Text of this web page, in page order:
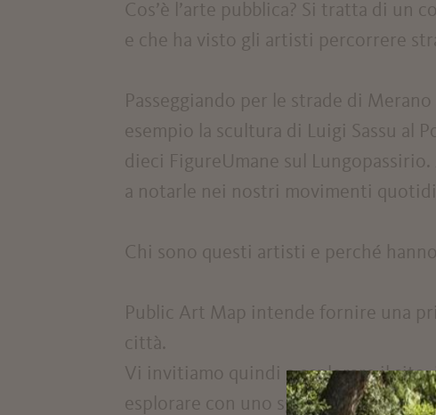
Cos’è l’arte pubblica? Si tratta di
e che ha visto gli artisti percorrere
Passeggiando per le strade di
esempio la scultura di Luigi Sassu al
dieci FigureUmane sul
a notarle nei nostri movimenti
Chi sono questi artisti e perché
Public Art Map intende fornire una
città.
Vi invitiamo quindi a esplorare il
esplorare con uno sguardo diverso